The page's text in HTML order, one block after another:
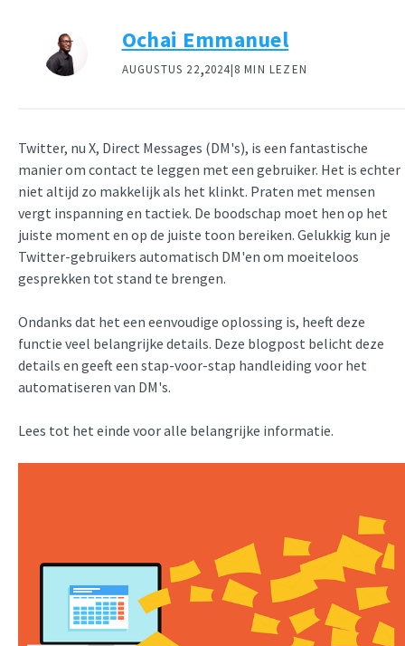
Ochai Emmanuel
AUGUSTUS 22,2024|8 MIN LEZEN
Twitter, nu X, Direct Messages (DM's), is een fantastische
manier om contact te leggen met een gebruiker. Het is echter
niet altijd zo makkelijk als het klinkt. Praten met mensen
vergt inspanning en tactiek. De boodschap moet hen op het
juiste moment en op de juiste toon bereiken. Gelukkig kun je
Twitter-gebruikers automatisch DM'en om moeiteloos
gesprekken tot stand te brengen.
Ondanks dat het een eenvoudige oplossing is, heeft deze
functie veel belangrijke details. Deze blogpost belicht deze
details en geeft een stap-voor-stap handleiding voor het
automatiseren van DM's.
Lees tot het einde voor alle belangrijke informatie.